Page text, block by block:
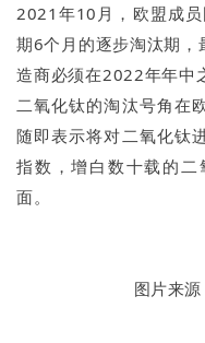
2021年10月，欧盟成
期6个月的逐步淘汰期，
造商必须在2022年年中
二氧化钛的淘汰号角在
随即表示将对二氧化钛
指数，增白数十载的
面。
图片来